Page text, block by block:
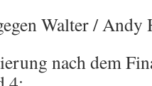
Walter / Andy
nach dem